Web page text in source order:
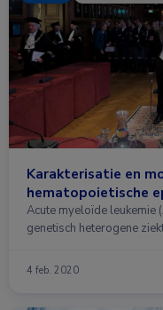
Karakterisatie en
hematopoietische
Acute myeloïde leukemie
genetisch heterogene
4 feb. 2020